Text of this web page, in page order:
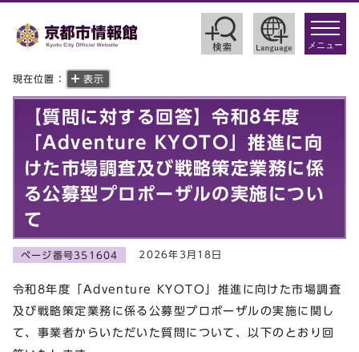
toggle
メニュー
現在位置： 表示
【質問に対する回答】令和8年度
「Adventure KYOTO」推進に向
けた市場調査及び戦略策定業務に係
る公募型プロポーザルの実施につい
て
ページ番号351604 2026年3月18日
令和8年度「Adventure KYOTO」推進に向けた市場調査
及び戦略策定業務に係る公募型プロポーザルの実施に関し
て、事業者からいただいた質問について、以下のとおり回